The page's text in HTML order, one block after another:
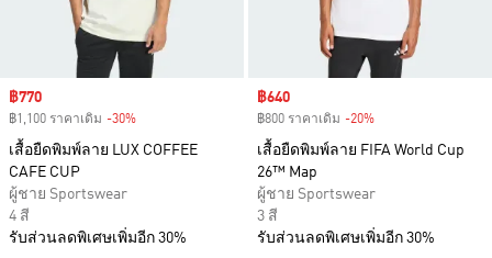
Sale price
฿770
฿1,100 ราคาเดิม -30%
เสื้อยืดพิมพ์ลาย LUX COFFEE
CAFE CUP
ผู้ชาย Sportswear
4 สี
รับส่วนลดพิเศษเพิ่มอีก 30%
Sale price
฿640
฿800 ราคาเดิม -20%
เสื้อยืดพิมพ์ลาย FIFA World Cup
26™ Map
ผู้ชาย Sportswear
3 สี
รับส่วนลดพิเศษเพิ่มอีก 30%